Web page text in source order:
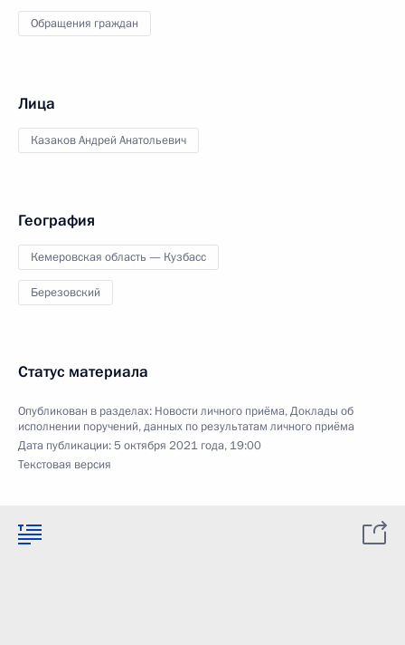
Обращения граждан
Лица
Казаков Андрей Анатольевич
География
Кемеровская область — Кузбасс
Березовский
Статус материала
Опубликован в разделах: Новости личного приёма,Доклады об
исполнении поручений, данных по результатам личного приёма
Дата публикации:5 октября 2021 года, 19:00
Текстовая версия